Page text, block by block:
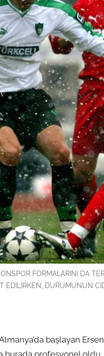
FORMALARINI DA
EDİLİRKEN, DURUMUNUN
başlayan
burada profesyonel